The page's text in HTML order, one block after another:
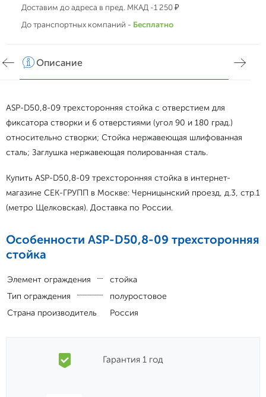
Доставим до адреса в пред. МКАД -1 250 ₽
До транспортных компаний - Бесплатно
Описание
ASP-D50,8-09 трехсторонняя стойка с отверстием для
фиксатора створки и 6 отверстиями (угол 90 и 180 град.)
относительно створки; Стойка нержавеющая шлифованная
сталь; Заглушка нержавеющая полированная сталь.
Купить ASP-D50,8-09 трехсторонняя стойка в интернет-
магазине СЕК-ГРУПП в Москве: Черницынский проезд, д.3, стр.1
(метро Щелковская). Доставка по России.
Особенности ASP-D50,8-09 трехсторонняя
стойка
Элемент ограждения
стойка
Тип ограждения
полуростовое
Страна производитель
Россия
Гарантия 1 год